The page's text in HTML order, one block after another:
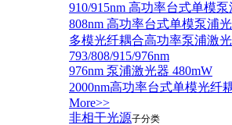
910/915nm 高功率台式单模
808nm 高功率台式单模泵浦
多模光纤耦合高功率泵浦激
793/808/915/976nm
976nm 泵浦激光器 480mW
2000nm高功率台式单模光纤
More>>
非相干光源子分类